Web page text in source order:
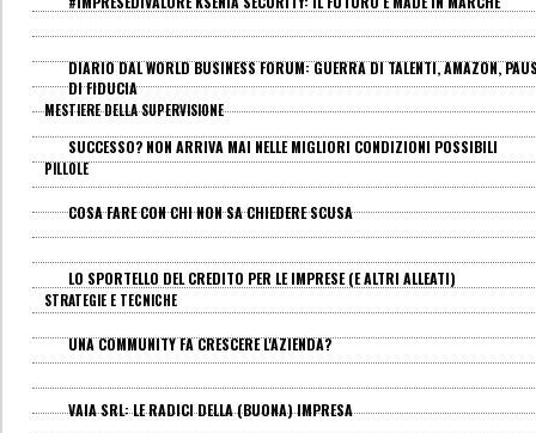
DIARIO DAL WORLD BUSINESS FORUM: GUERRA DI TALENTI, AMAZON,
DI FIDUCIA
MESTIERE DELLA SUPERVISIONE
SUCCESSO? NON ARRIVA MAI NELLE MIGLIORI CONDIZIONI POSSIBILI
PILLOLE
COSA FARE CON CHI NON SA CHIEDERE SCUSA
LO SPORTELLO DEL CREDITO PER LE IMPRESE (E ALTRI ALLEATI)
STRATEGIE E TECNICHE
UNA COMMUNITY FA CRESCERE L'AZIENDA?
VAIA SRL: LE RADICI DELLA (BUONA) IMPRESA